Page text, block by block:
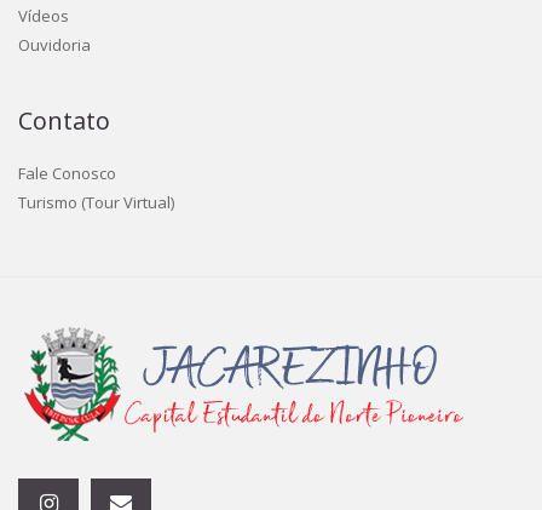
Vídeos
Ouvidoria
Contato
Fale Conosco
Turismo (Tour Virtual)